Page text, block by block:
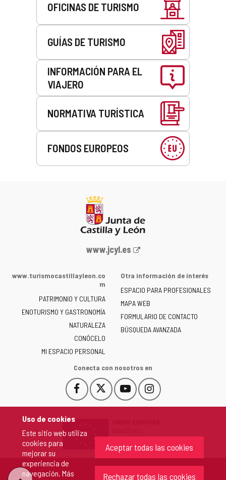
Uso de cookies
Este sitio web utiliza
cookies para
mejorar su
experiencia de
navegación. Más
Aceptar todas las cookies
Rechazar todas las cookies
OFICINAS DE TURISMO
GUÍAS DE TURISMO
INFORMACIÓN PARA EL
VIAJERO
NORMATIVA TURÍSTICA
FONDOS EUROPEOS
Portal
la
de
Castilla
y
León
-
www.jcyl.es
www.turismocastillayleon.co
m
PATRIMONIO Y CULTURA
ENOTURISMO Y GASTRONOMÍA
NATURALEZA
CONÓCELO
MI ESPACIO PERSONAL
Otra información de interés
ESPACIO PARA PROFESIONALES
MAPA WEB
FORMULARIO DE CONTACTO
BÚSQUEDA AVANZADA
Conecta con nosotros en
Facebook
Este
enlace
en
nueva.
Este
enlace
una
ventana
nueva.
YouTube
Este
enlace
una
ventana
nueva.
Instagram
Este
enlace
una
ventana
nueva.